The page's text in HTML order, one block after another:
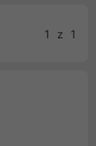
1 z 1